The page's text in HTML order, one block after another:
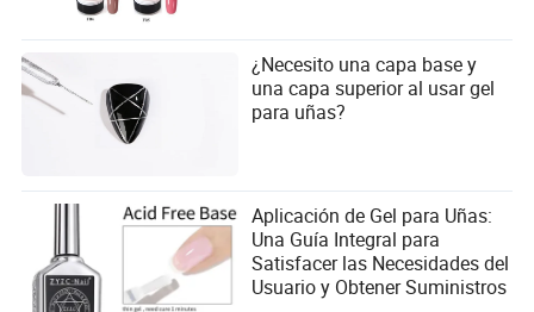
¿Necesito una capa base y
una capa superior al usar gel
para uñas?
Aplicación de Gel para Uñas:
Una Guía Integral para
Satisfacer las Necesidades del
Usuario y Obtener Suministros